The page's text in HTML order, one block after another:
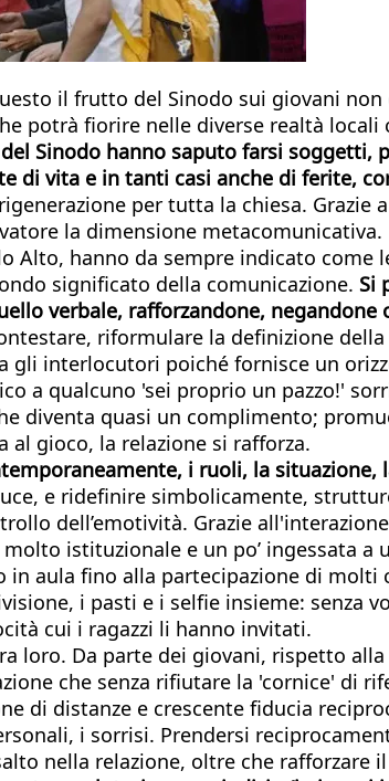
il frutto del Sinodo sui giovani
fiorire nelle diverse realtà locali
Sinodo hanno saputo farsi soggetti,
di vita e in tanti casi anche di ferite,
per tutta la chiesa. Grazie
la dimensione metacomunicativa.
Alto, hanno da sempre indicato come
significato della comunicazione. Si
verbale, rafforzandone,
riformulare la definizione
interlocutori poiché fornisce un
a qualcuno 'sei proprio un pazzo!'
diventa quasi un complimento;
al gioco, la relazione si rafforza.
i ruoli, la situazione,
e ridefinire simbolicamente,
dell’emotività. Grazie
istituzionale e un po’ ingessata a
in aula fino alla partecipazione di
i pasti e i selfie insieme: senza
cui i ragazzi li hanno invitati.
loro. Da parte dei giovani, rispetto
che senza rifiutare la 'cornice' di
di distanze e crescente fiducia
i sorrisi. Prendersi
nella relazione, oltre che rafforzare